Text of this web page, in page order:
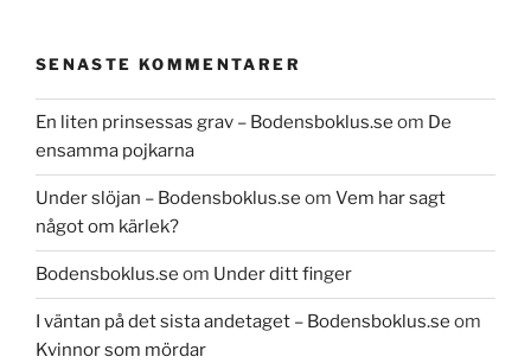
SENASTE KOMMENTARER
En liten prinsessas grav – Bodensboklus.se om De
ensamma pojkarna
Under slöjan – Bodensboklus.se om Vem har sagt
något om kärlek?
Bodensboklus.se om Under ditt finger
I väntan på det sista andetaget – Bodensboklus.se om
Kvinnor som mördar